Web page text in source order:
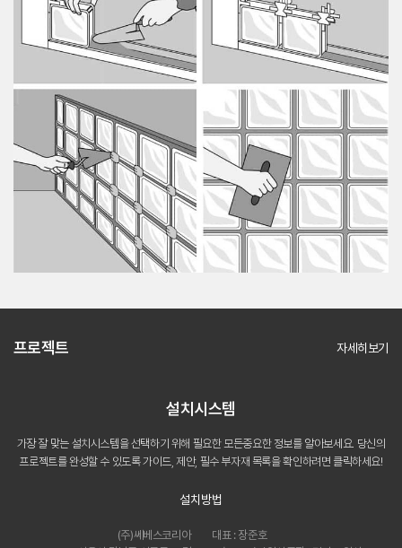
프로젝트 자세히보기
설치시스템
가장 잘 맞는 설치시스템을 선택하기 위해 필요한 모든중요한 정보를 알아보세요. 당신의
프로젝트를 완성할 수 있도록가이드, 제안, 필수 부자재 목록을 확인하려면 클릭하세요!
설치방법
(주)쎄베스코리아
대표 : 장준호